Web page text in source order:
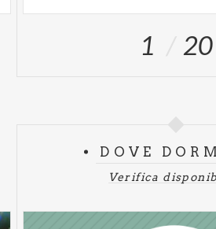
1 20
DOVE
Verifica